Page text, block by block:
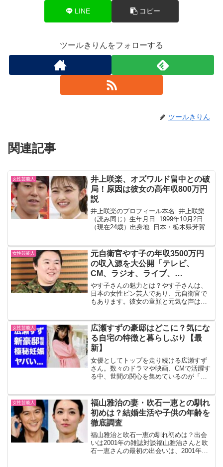
LINE コピー
ツールきりんをフォローする
ツールきりん
関連記事
女性芸能人
井上咲楽、オズワルド畠中との破
局！原因は彼女の高年収800万円
説
井上咲楽のプロフィール本名: 井上咲樂
（読み同じ）生年月日: 1999年10月2日
（現在24歳）出身地: 日本・栃木県芳賀郡
本の女優、タレント、コメンテーター、
司...
女性芸能人
元自衛官やす子の年収3500万円
の収入源を大公開「テレビ、
CM、ラジオ、ライブ、
YouTube！」
やす子さんの魅力とは？やす子さんは、
日本の女性ピン芸人であり、元自衛官で
もあります。彼女の童顔と元気な声は、
情報を見てみましょう。やす子さんの本
名と年収やす子さんの本名...
女性芸能人
広瀬すずの豪邸はどこに？気にな
る自宅の特徴と暮らしぶり【最
新】
女優としてトップを走り続ける広瀬すず
さん。数々のドラマや映画、CMで活躍す
る中、世間の関心を集めているのが「豪
最新情報をもとにまとめました。広瀬す
ずの豪邸が話題になる理...
女性芸能人
福山雅治の妻・吹石一恵との馴れ
初めは？結婚生活や子供の年齢を
徹底調査
福山雅治と吹石一恵の馴れ初めは？出会
いは2001年の雑誌対談福山雅治さんと吹
石一恵さんの最初の出会いは、2001年に